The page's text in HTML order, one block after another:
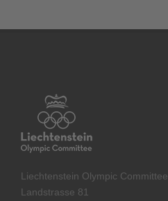
Liechtenstein Olympic Committee
Landstrasse 81